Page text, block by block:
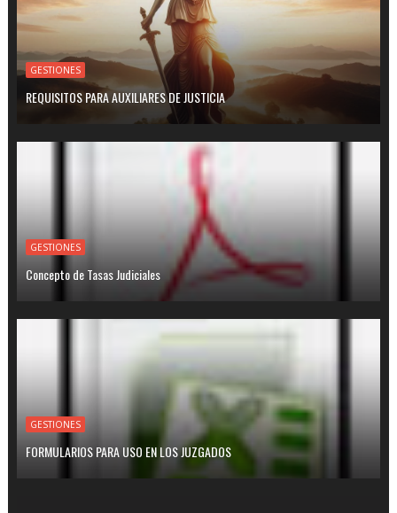
GESTIONES
REQUISITOS PARA AUXILIARES DE JUSTICIA
GESTIONES
Concepto de Tasas Judiciales
GESTIONES
FORMULARIOS PARA USO EN LOS JUZGADOS